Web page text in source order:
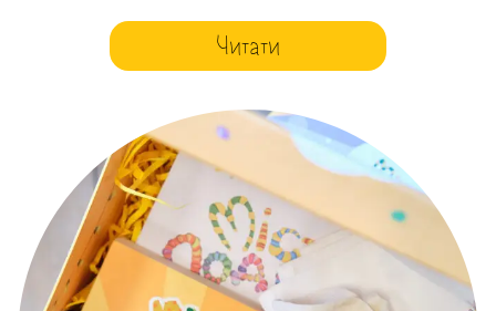
Читати